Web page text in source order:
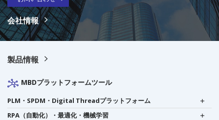
会社情報
製品情報
MBDプラットフォームツール
PLM・SPDM・Digital Threadプラットフォーム
RPA（自動化）・最適化・機械学習